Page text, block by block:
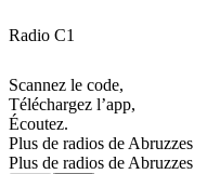
Radio C1
Scannez le code,
Téléchargez l’app,
Écoutez.
Plus de radios de Abruzzes
Plus de radios de Abruzzes